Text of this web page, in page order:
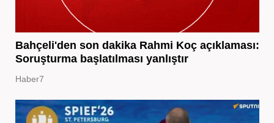
Bahçeli'den son dakika Rahmi Koç açıklaması:
Soruşturma başlatılması yanlıştır
Haber7